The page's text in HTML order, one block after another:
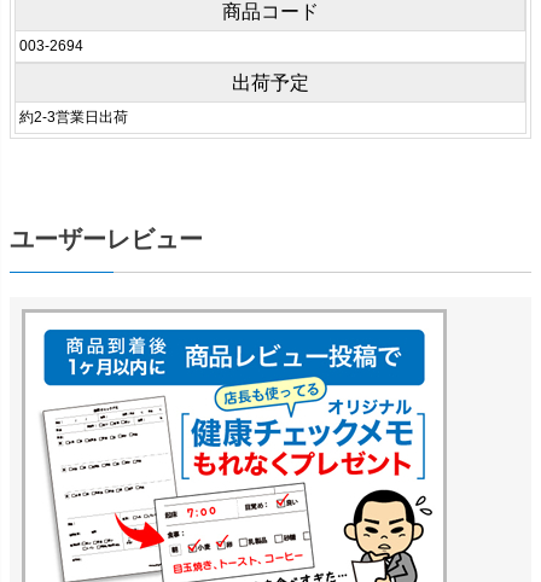
商品コード
003-2694
出荷予定
約2-3営業日出荷
ユーザーレビュー